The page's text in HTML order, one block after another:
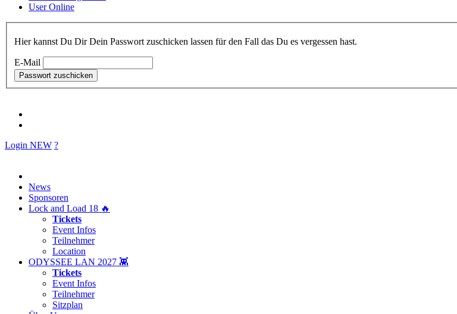
User Online
Hier kannst Du Dir Dein Passwort zuschicken lassen für den Fall das Du es vergessen hast.
E-Mail
Passwort zuschicken
Login NEW ?
News
Sponsoren
Lock and Load 18 🔥
Tickets
Event Infos
Teilnehmer
Location
ODYSSEE LAN 2027 👾
Tickets
Event Infos
Teilnehmer
Sitzplan